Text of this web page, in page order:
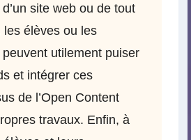
d’un site web ou de tout
les élèves ou les
utilement puiser
et intégrer ces
de l’Open Content
travaux. Enfin, à